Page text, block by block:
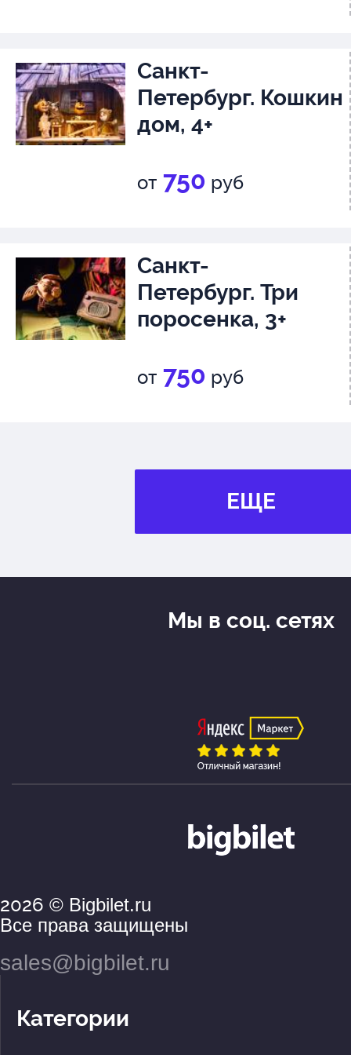
Санкт-
Петербург. Кошкин
дом, 4+
от 750 руб
Санкт-
Петербург. Три
поросенка, 3+
от 750 руб
ЕЩЕ
2026 © Bigbilet.ru
Все права защищены
sales@bigbilet.ru
Категории
Мы в соц. сетях